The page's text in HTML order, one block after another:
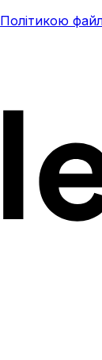
Політикою